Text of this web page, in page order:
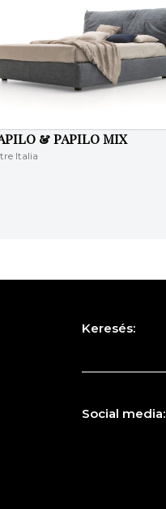
& PAPILO MIX
Italia
Keresés:
Social media: